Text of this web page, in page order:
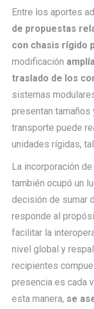
Entre los aportes
de propuestas
con chasis rígido
modificación
traslado de los
sistemas
presentan tamaños
transporte puede
unidades rígidas,
La incorporación
también ocupó un
decisión de sumar
responde al
facilitar la
nivel global y
recipientes
presencia es cada
esta manera, se